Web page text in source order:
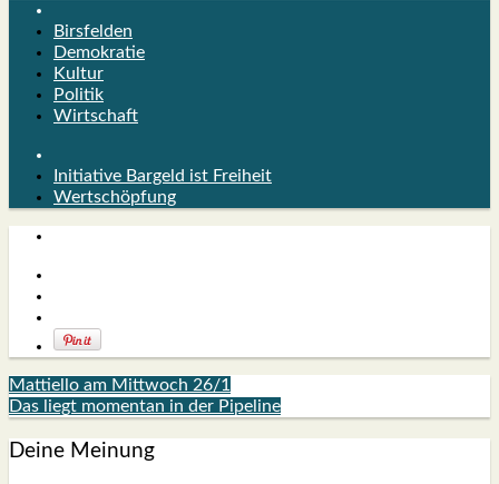
Birsfelden
Demokratie
Kultur
Politik
Wirtschaft
Initiative Bargeld ist Freiheit
Wertschöpfung
Mattiello am Mittwoch 26/1
Das liegt momentan in der Pipeline
Deine Meinung